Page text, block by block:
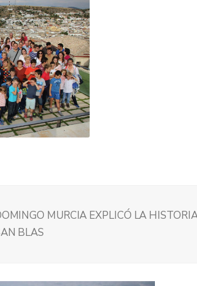
MURCIA EXPLICÓ LA
BLAS